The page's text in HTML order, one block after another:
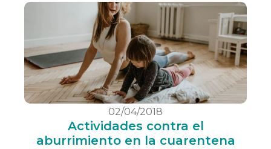
02/04/2018
Actividades contra el
aburrimiento en la cuarentena